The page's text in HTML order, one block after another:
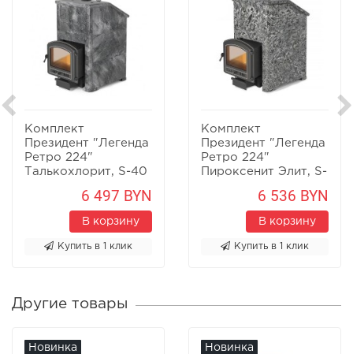
Комплект
Президент "Легенда
Ретро 224"
Талькохлорит, S-40
6 497 BYN
В корзину
Купить в 1 клик
Комплект
Президент "Легенда
Ретро 224"
Пироксенит Элит, S-
6 536 BYN
В корзину
Купить в 1 клик
Другие товары
Новинка Новинка